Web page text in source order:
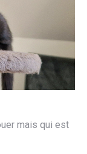
mais qui est